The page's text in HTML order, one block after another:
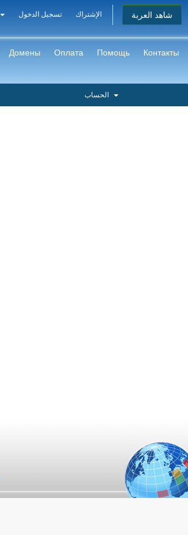
تسجيل الدخول الإشتراك شاهد العربة
Домены Оплата Помощь Контакты